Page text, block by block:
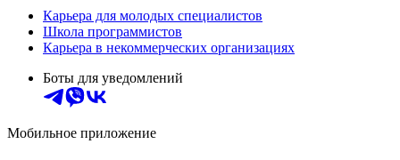
Карьера для молодых специалистов
Школа программистов
Карьера в некоммерческих организациях
Боты для уведомлений
Мобильное приложение